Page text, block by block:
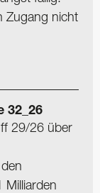
Zugang nicht
32_26
29/26 über
Milliarden